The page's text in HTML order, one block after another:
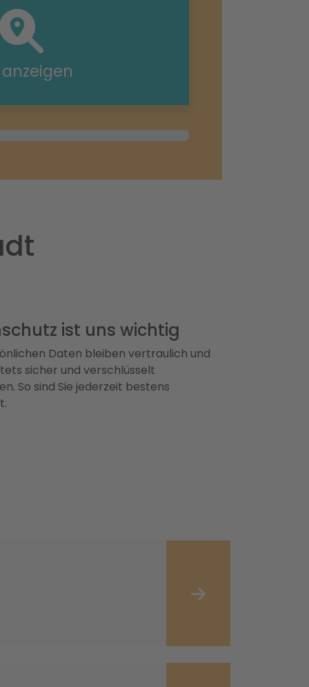
ist uns wichtig
Daten bleiben vertraulich und
sicher und verschlüsselt
So sind Sie jederzeit bestens